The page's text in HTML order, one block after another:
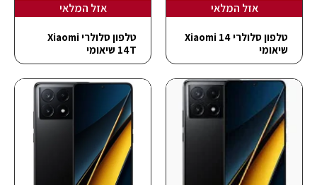
אזל המלאי
טלפון סלולרי Xiaomi 14
שיאומי
אזל המלאי
טלפון סלולרי Xiaomi
14T שיאומי